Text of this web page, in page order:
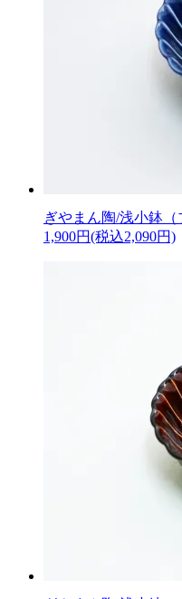
ぎやまん陶/浅小鉢（
1,900円(税込2,090円)